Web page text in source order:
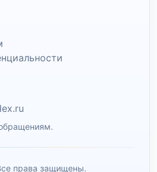
права защищены.